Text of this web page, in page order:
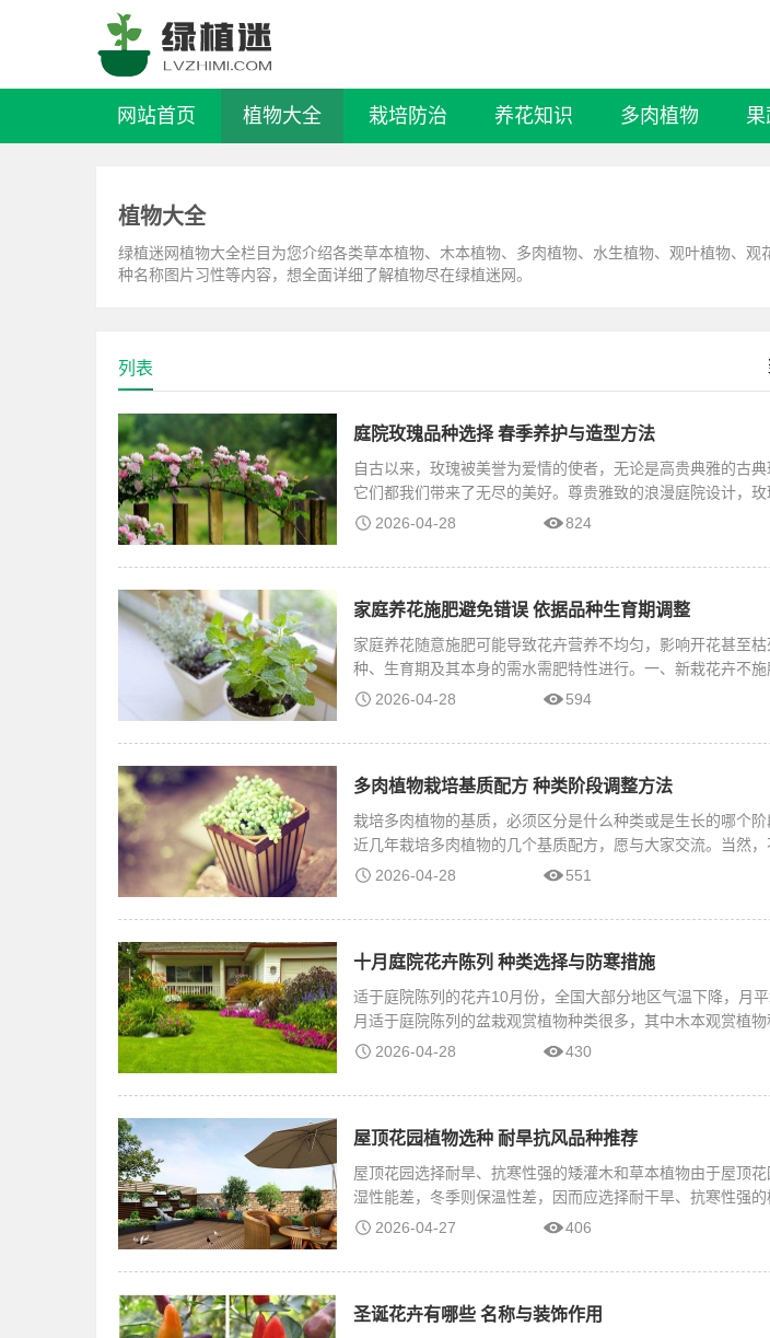
网站首页 植物大全 栽培防治 养花知识 多肉植物 果
植物大全
绿植迷网植物大全栏目为您介绍各类草本植物、木本植物、多肉植物、水生植物、观叶植物、观
种名称图片习性等内容，想全面详细了解植物尽在绿植迷网。
列表
庭院玫瑰品种选择 春季养护与造型方法
自古以来，玫瑰被美誉为爱情的使者，无论是高贵典雅的古典
它们都我们带来了无尽的美好。尊贵雅致的浪漫庭院设计，玫
跟 2026-04-28 824
家庭养花施肥避免错误 依据品种生育期调整
家庭养花随意施肥可能导致花卉营养不均匀，影响开花甚至
种、生育期及其本身的需水需肥特性进行。一、新栽花卉不施
若受2026-04-28 594
多肉植物栽培基质配方 种类阶段调整方法
栽培多肉植物的基质，必须区分是什么种类或是生长的哪个
近几年栽培多肉植物的几个基质配方，愿与大家交流。当然，
友 2026-04-28 551
十月庭院花卉陈列 种类选择与防寒措施
适于庭院陈列的花卉10月份，全国大部分地区气温下降，
月适于庭院陈列的盆栽观赏植物种类很多，其中木本观赏植物
本金2026-04-28 430
屋顶花园植物选种 耐旱抗风品种推荐
屋顶花园选择耐旱、抗寒性强的矮灌木和草本植物由于屋顶
湿性能差，冬季则保温性差，因而应选择耐干旱、抗寒性强的
的 2026-04-27 406
圣诞花卉有哪些 名称与装饰作用